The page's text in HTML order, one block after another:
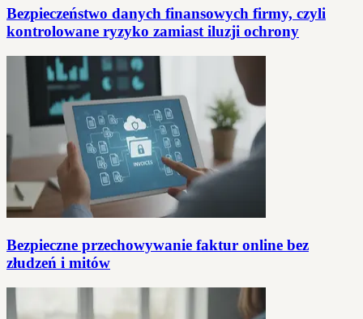
Bezpieczeństwo danych finansowych firmy, czyli
kontrolowane ryzyko zamiast iluzji ochrony
Bezpieczne przechowywanie faktur online bez
złudzeń i mitów